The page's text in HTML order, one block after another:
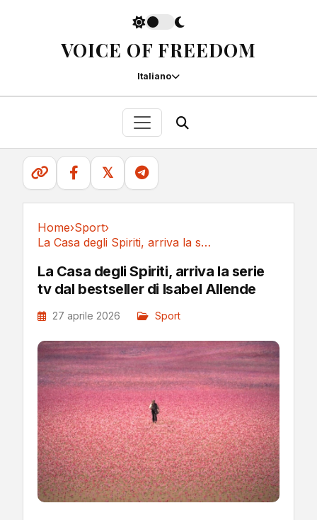
VOICE OF FREEDOM
Italiano
𝕏
Home›Sport›
La Casa degli Spiriti, arriva la serie tv dal...
La Casa degli Spiriti, arriva la serie
tv dal bestseller di Isabel Allende
27 aprile 2026 Sport